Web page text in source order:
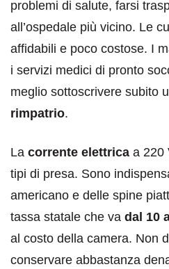
problemi di salute, farsi
all’ospedale più vicino. Le
affidabili e poco costose. I
i servizi medici di pronto
meglio sottoscrivere subito
rimpatrio.
La corrente elettrica a 220
tipi di presa. Sono
americano e delle spine
tassa statale che va dal 10
al costo della camera. Non
conservare abbastanza